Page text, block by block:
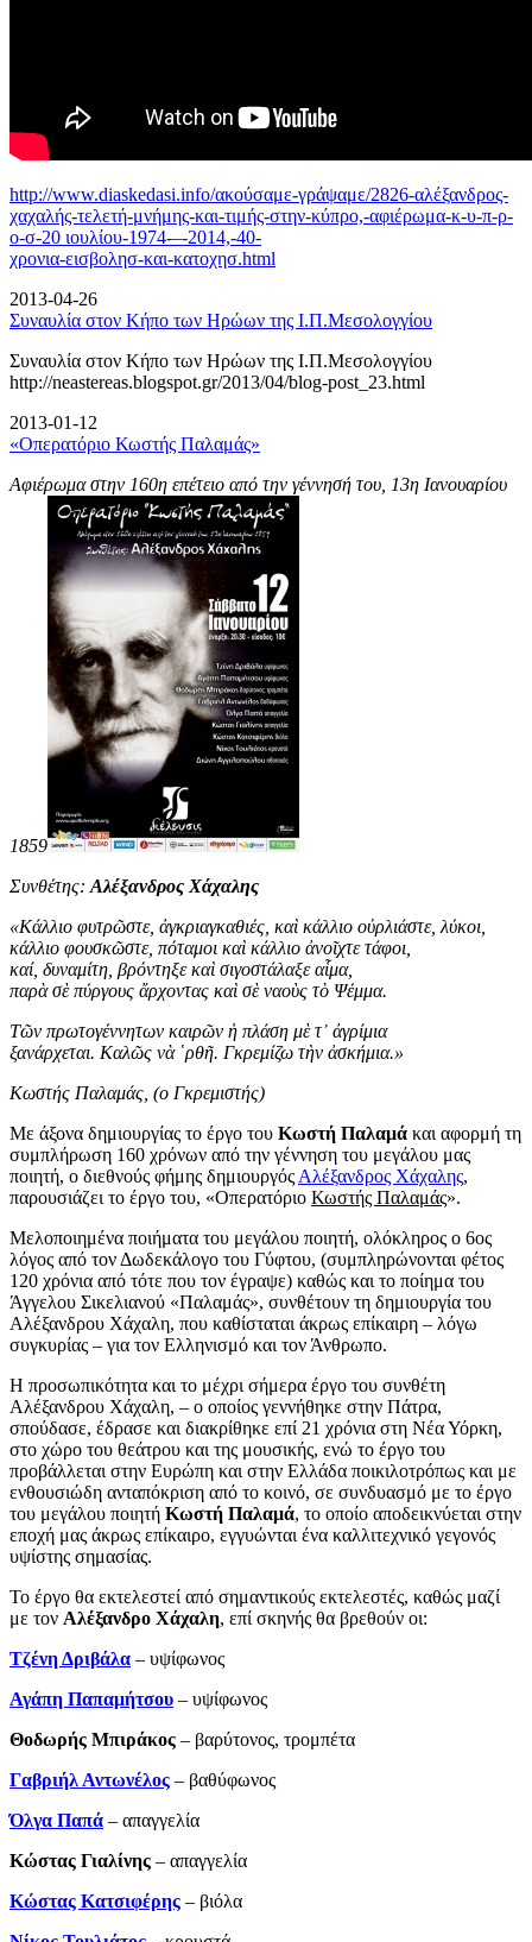
http://www.diaskedasi.info/ακούσαμε-γράψαμε/2826-αλέξανδρος-
χαχαλής-τελετή-μνήμης-και-τιμής-στην-κύπρο,-αφιέρωμα-κ-υ-π-ρ-
ο-σ-20 ιουλίου-1974-–-2014,-40-
χρονια-εισβολησ-και-κατοχησ.html
2013-04-26
Συναυλία στον Κήπο των Ηρώων της Ι.Π.Μεσολογγίου
Συναυλία στον Κήπο των Ηρώων της Ι.Π.Μεσολογγίου
http://neastereas.blogspot.gr/2013/04/blog-post_23.html
2013-01-12
«Οπερατόριο Κωστής Παλαμάς»
Αφιέρωμα στην 160η επέτειο από την γέννησή του, 13η Ιανουαρίου
1859
Συνθέτης: Αλέξανδρος Χάχαλης
«Κάλλιο φυτρῶστε, ἀγκριαγκαθιές, καὶ κάλλιο οὐρλιάστε, λύκοι,
κάλλιο φουσκῶστε, πόταμοι καὶ κάλλιο ἀνοῖχτε τάφοι,
καί, δυναμίτη, βρόντηξε καὶ σιγοστάλαξε αἷμα,
παρὰ σὲ πύργους ἄρχοντας καὶ σὲ ναοὺς τὸ Ψέμμα.
Τῶν πρωτογέννητων καιρῶν ἡ πλάση μὲ τ᾿ ἀγρίμια
ξανάρχεται. Καλῶς νὰ ῾ρθῆ. Γκρεμίζω τὴν ἀσκήμια.»
Κωστής Παλαμάς, (ο Γκρεμιστής)
Με άξονα δημιουργίας το έργο του Κωστή Παλαμά και αφορμή τη
συμπλήρωση 160 χρόνων από την γέννηση του μεγάλου μας
ποιητή, ο διεθνούς φήμης δημιουργός Αλέξανδρος Χάχαλης,
παρουσιάζει το έργο του, «Οπερατόριο Κωστής Παλαμάς».
Μελοποιημένα ποιήματα του μεγάλου ποιητή, ολόκληρος ο 6ος
λόγος από τον Δωδεκάλογο του Γύφτου, (συμπληρώνονται φέτος
120 χρόνια από τότε που τον έγραψε) καθώς και το ποίημα του
Άγγελου Σικελιανού «Παλαμάς», συνθέτουν τη δημιουργία του
Αλέξανδρου Χάχαλη, που καθίσταται άκρως επίκαιρη – λόγω
συγκυρίας – για τον Ελληνισμό και τον Άνθρωπο.
Η προσωπικότητα και το μέχρι σήμερα έργο του συνθέτη
Αλέξανδρου Χάχαλη, – ο οποίος γεννήθηκε στην Πάτρα,
σπούδασε, έδρασε και διακρίθηκε επί 21 χρόνια στη Νέα Υόρκη,
στο χώρο του θεάτρου και της μουσικής, ενώ το έργο του
προβάλλεται στην Ευρώπη και στην Ελλάδα ποικιλοτρόπως και με
ενθουσιώδη ανταπόκριση από το κοινό, σε συνδυασμό με το έργο
του μεγάλου ποιητή Κωστή Παλαμά, το οποίο αποδεικνύεται στην
εποχή μας άκρως επίκαιρο, εγγυώνται ένα καλλιτεχνικό γεγονός
υψίστης σημασίας.
Το έργο θα εκτελεστεί από σημαντικούς εκτελεστές, καθώς μαζί
με τον Αλέξανδρο Χάχαλη, επί σκηνής θα βρεθούν οι:
Τζένη Δριβάλα – υψίφωνος
Αγάπη Παπαμήτσου – υψίφωνος
Θοδωρής Μπιράκος – βαρύτονος, τρομπέτα
Γαβριήλ Αντωνέλος – βαθύφωνος
Όλγα Παπά – απαγγελία
Κώστας Γιαλίνης ­– απαγγελία
Κώστας Κατσιφέρης – βιόλα